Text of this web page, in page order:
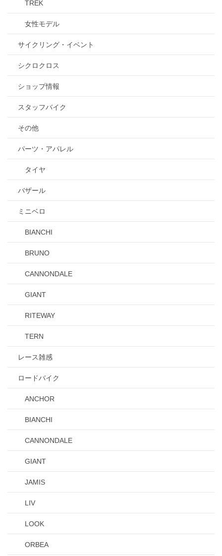
TREK
女性モデル
サイクリング・イベント
シクロクロス
ショップ情報
スタッフバイク
その他
パーツ・アパレル
タイヤ
バザール
ミニベロ
BIANCHI
BRUNO
CANNONDALE
GIANT
RITEWAY
TERN
レース雑感
ロードバイク
ANCHOR
BIANCHI
CANNONDALE
GIANT
JAMIS
LIV
LOOK
ORBEA